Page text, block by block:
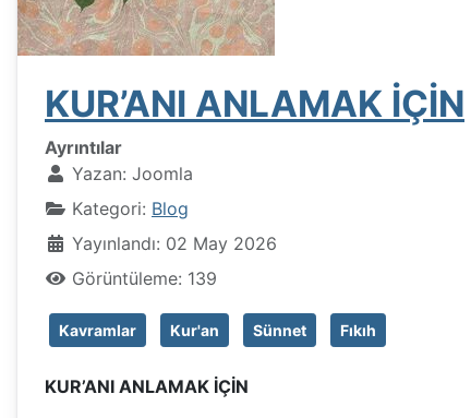
KUR’ANI ANLAMAK İÇİN
Ayrıntılar
Yazan: Joomla
Kategori: Blog
Yayınlandı: 02 May 2026
Görüntüleme: 139
Kavramlar Kur'an Sünnet Fıkıh
KUR’ANI ANLAMAK İÇİN